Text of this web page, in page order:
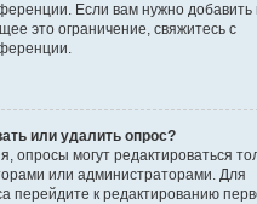
Если вам нужно добавить
это ограничение, свяжитесь с
или удалить опрос?
опросы могут редактироваться
или администраторами. Для
перейдите к редактированию